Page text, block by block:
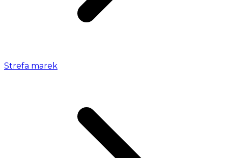
Strefa marek